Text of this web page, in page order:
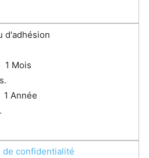
d'adhésion
1 Mois
1 Année
de confidentialité